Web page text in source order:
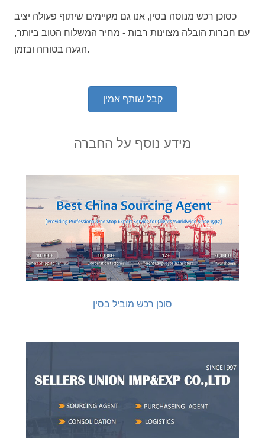
כסוכן רכש מנוסה בסין, אנו גם מקיימים שיתוף פעולה יציב
עם חברות הובלה מצוינות רבות - מחיר המשלוח הטוב ביותר,
הגעה בטוחה ובזמן.
קבל שותף אמין
מידע נוסף על החברה
סוכן רכש מוביל בסין